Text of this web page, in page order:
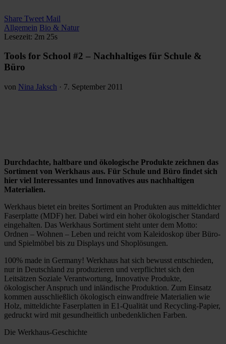
Share Tweet Mail
Allgemein Bio & Natur
Lesezeit: 2m 25s
Tools for School #2 – Nachhaltiges für Schule &
Büro
von Nina Jaksch · 7. September 2011
Durchdachte, haltbare und ökologische Produkte zeichnen das
Sortiment von Werkhaus aus. Für Schule und Büro findet sich
hier viel Interessantes und Innovatives aus nachhaltigen
Materialien.
Werkhaus bietet ein breites Sortiment an Produkten aus mitteldichter
Faserplatte (MDF) her. Dabei wird ein hoher ökologischer Standard
eingehalten. Das Werkhaus Sortiment steht unter dem Motto:
Ordnen – Wohnen – Leben und reicht vom Kaleidoskop über Büro-
und Spielmöbel bis zu Displays und Shoplösungen.
100% made in Germany! Werkhaus hat sich bewusst entschieden,
nur in Deutschland zu produzieren und verpflichtet sich den
Leitsätzen Soziale Verantwortung, Innovative Produkte,
ökologischer Anspruch und inländische Produktion. Zum Einsatz
kommen ausschließlich ökologisch einwandfreie Materialien wie
Holz, mitteldichte Faserplatten in E1-Qualität und Recycling-Papier,
gedruckt wird mit gesundheitlich unbedenklichen Farben.
Die Werkhaus-Geschichte